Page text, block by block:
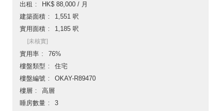
出租
HK$ 88,000 / 月
建築面積
1,551 呎
實用面積
1,185 呎
[未核實]
實用率
76%
樓盤類型
住宅
樓盤編號
OKAY-R89470
樓層
高層
睡房數量
3